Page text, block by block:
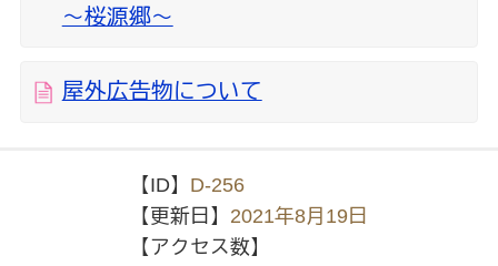
～桜源郷～
屋外広告物について
【ID】 D-256
【更新日】 2021年8月19日
【アクセス数】